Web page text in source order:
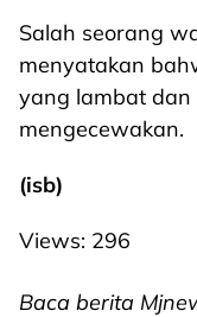
Salah seorang
menyatakan
yang lambat
mengecewakan.
(isb)
Views: 296
Baca berita